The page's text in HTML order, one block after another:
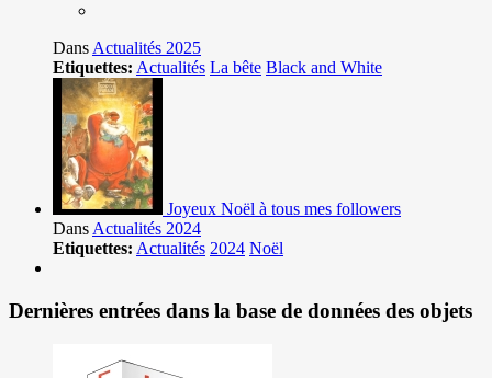
Dans Actualités 2025
Etiquettes: Actualités La bête Black and White
Joyeux Noël à tous mes followers
Dans Actualités 2024
Etiquettes: Actualités 2024 Noël
Dernières entrées dans la base de données des objets